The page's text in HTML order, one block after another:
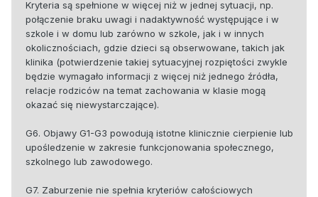
Kryteria są spełnione w więcej niż w jednej sytuacji, np.
połączenie braku uwagi i nadaktywność występujące i w
szkole i w domu lub zarówno w szkole, jak i w innych
okolicznościach, gdzie dzieci są obserwowane, takich jak
klinika (potwierdzenie takiej sytuacyjnej rozpiętości zwykle
będzie wymagało informacji z więcej niż jednego źródła,
relacje rodziców na temat zachowania w klasie mogą
okazać się niewystarczające).
G6. Objawy G1-G3 powodują istotne klinicznie cierpienie lub
upośledzenie w zakresie funkcjonowania społecznego,
szkolnego lub zawodowego.
G7. Zaburzenie nie spełnia kryteriów całościowych